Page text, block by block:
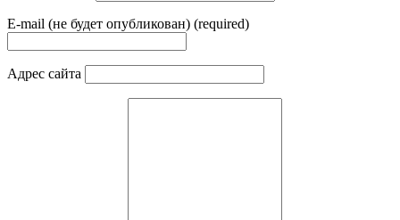
E-mail (не будет опубликован) (required)
Адрес сайта